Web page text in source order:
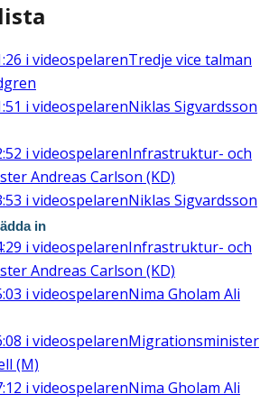
i videospelarenTredje vice talman
i videospelarenNiklas Sigvardsson
i videospelarenInfrastruktur- och
Andreas Carlson (KD)
i videospelarenNiklas Sigvardsson
i videospelarenInfrastruktur- och
Andreas Carlson (KD)
i videospelarenNima Gholam Ali
i videospelarenMigrationsminister
(M)
i videospelarenNima Gholam Ali
in